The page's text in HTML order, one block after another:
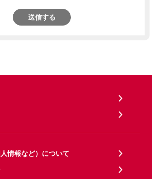
送信する
情報など）について